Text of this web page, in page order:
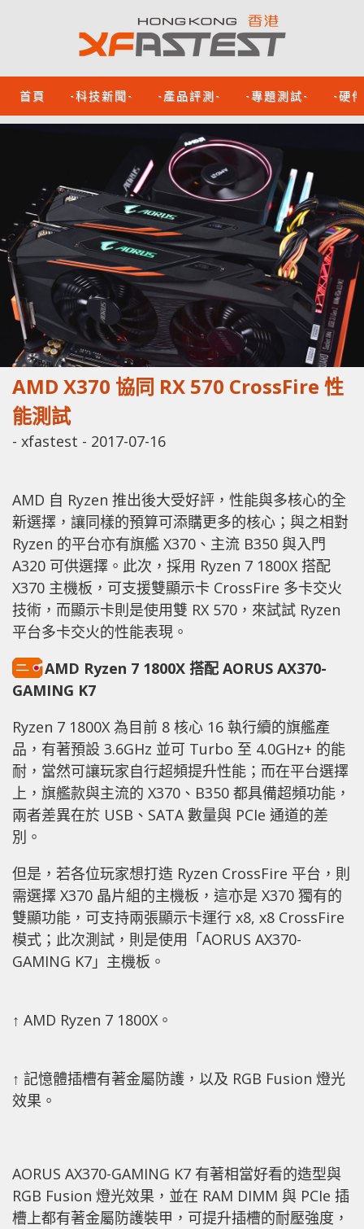
首頁 -科技新聞- -產品評測- -專題測試- -硬
AMD X370 協同 RX 570 CrossFire 性
能測試
- xfastest - 2017-07-16
AMD 自 Ryzen 推出後大受好評，性能與多核心的全
新選擇，讓同樣的預算可添購更多的核心；與之相對
Ryzen 的平台亦有旗艦 X370、主流 B350 與入門
A320 可供選擇。此次，採用 Ryzen 7 1800X 搭配
X370 主機板，可支援雙顯示卡 CrossFire 多卡交火
技術，而顯示卡則是使用雙 RX 570，來試試 Ryzen
平台多卡交火的性能表現。
AMD Ryzen 7 1800X 搭配 AORUS AX370-
GAMING K7
Ryzen 7 1800X 為目前 8 核心 16 執行續的旗艦產
品，有著預設 3.6GHz 並可 Turbo 至 4.0GHz+ 的能
耐，當然可讓玩家自行超頻提升性能；而在平台選擇
上，旗艦款與主流的 X370、B350 都具備超頻功能，
兩者差異在於 USB、SATA 數量與 PCIe 通道的差
別。
但是，若各位玩家想打造 Ryzen CrossFire 平台，則
需選擇 X370 晶片組的主機板，這亦是 X370 獨有的
雙顯功能，可支持兩張顯示卡運行 x8, x8 CrossFire
模式；此次測試，則是使用「AORUS AX370-
GAMING K7」主機板。
↑ AMD Ryzen 7 1800X。
↑ 記憶體插槽有著金屬防護，以及 RGB Fusion 燈光
效果。
AORUS AX370-GAMING K7 有著相當好看的造型與
RGB Fusion 燈光效果，並在 RAM DIMM 與 PCIe 插
槽上都有著金屬防護裝甲，可提升插槽的耐壓強度，